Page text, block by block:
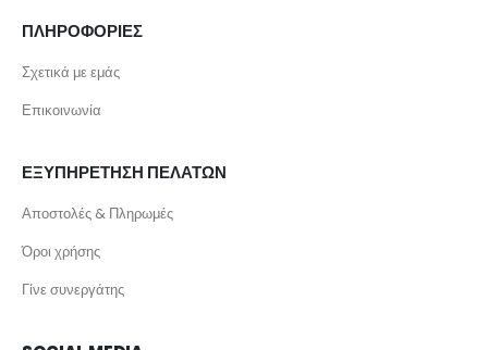
ΠΛΗΡΟΦΟΡΙΕΣ
Σχετικά με εμάς
Επικοινωνία
ΕΞΥΠΗΡΕΤΗΣΗ ΠΕΛΑΤΩΝ
Αποστολές & Πληρωμές
Όροι χρήσης
Γίνε συνεργάτης